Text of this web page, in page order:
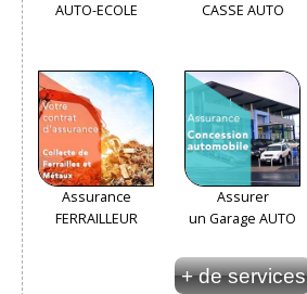
AUTO-ECOLE
CASSE AUTO
Assurance
FERRAILLEUR
Assurer
un Garage AUTO
+ de services